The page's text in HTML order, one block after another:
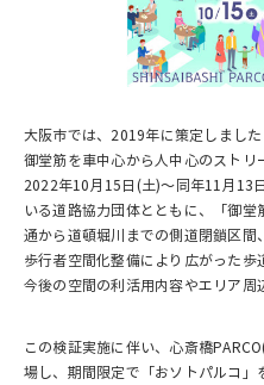
大阪市では、2019年に策定しまし
御堂筋を車中心から人中心のストリ
2022年10月15日(土)～同年11月13
いる道路協力団体とともに、「御
通から道頓堀川までの側道閉鎖区
歩行者空間化整備により広がった歩
今後の空間の利活用内容やエリア周
この検証実施に伴い、心斎橋
場し、期間限定で「おソトパルコ」